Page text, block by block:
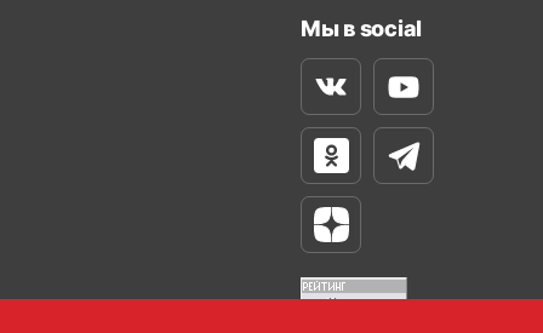
Мы в social
ВконтактеYoutube
Одноклассники
Телеграм
Яндекс Дзен